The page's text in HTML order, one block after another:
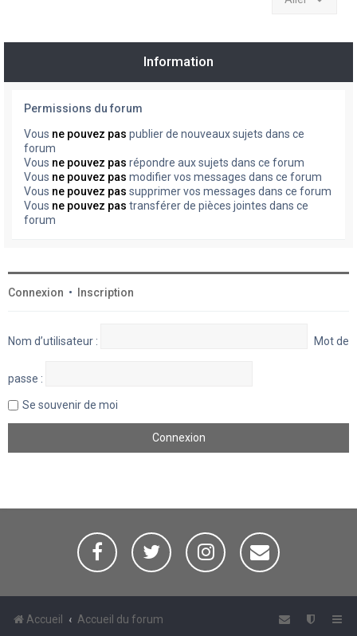
Information
Permissions du forum
Vous ne pouvez pas publier de nouveaux sujets dans ce
forum
Vous ne pouvez pas répondre aux sujets dans ce forum
Vous ne pouvez pas modifier vos messages dans ce forum
Vous ne pouvez pas supprimer vos messages dans ce forum
Vous ne pouvez pas transférer de pièces jointes dans ce
forum
Connexion • Inscription
Nom d’utilisateur : Mot de
passe :
Se souvenir de moi
Accueil Accueil du forum